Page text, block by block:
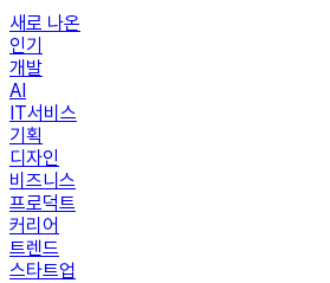
새로 나온
인기
개발
AI
IT서비스
기획
디자인
비즈니스
프로덕트
커리어
트렌드
스타트업